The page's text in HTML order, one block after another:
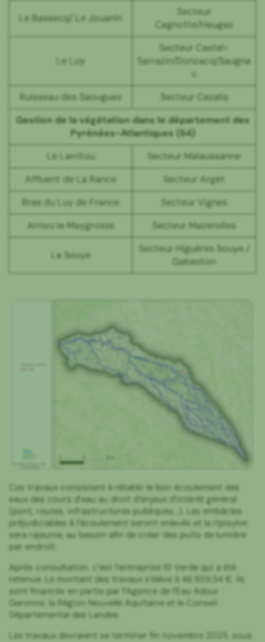
Le Bassecq/ Le Jouanin
Secteur
Cagnotte/Heugas
Le Luy
Secteur Castel-
Sarrazin/Donzacq/Saugna
c
Ruisseau des Saougues
Secteur Cazalis
Gestion de la végétation dans le département des
Pyrénées-Atlantiques (64)
Le Larritou
Secteur Malaussanne
Affluent de La Rance
Secteur Arget
Bras du Luy de France
Secteur Vignes
Arriou le Maygrosse
Secteur Mazerolles
La Souye
Secteur Higuères Souye /
Gabaston
Ces travaux consistent à rétablir le bon écoulement des
eaux des cours d’eau au droit d’enjeux d’intérêt général
(pont, routes, infrastructures publiques…). Les embâcles
préjudiciables à l’écoulement seront enlevés et la ripisylve
sera rajeunie, au besoin afin de créer des puits de lumière
par endroit.
Après consultation, c’est l’entreprise ID Verde qui a été
retenue. Le montant des travaux s’élève à 46 659.54 €. Ils
sont financés en partie par l’Agence de l’Eau Adour
Garonne, la Région Nouvelle Aquitaine et le Conseil
Départemental des Landes.
Les travaux devraient se terminer fin novembre 2025, sous